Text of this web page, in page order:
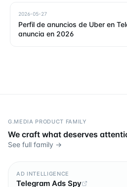
2026-05-27
Perfil de anuncios de Uber en
anuncia en 2026
G.MEDIA PRODUCT FAMILY
We craft what deserves
See full family →
AD INTELLIGENCE
Telegram Ads Spy